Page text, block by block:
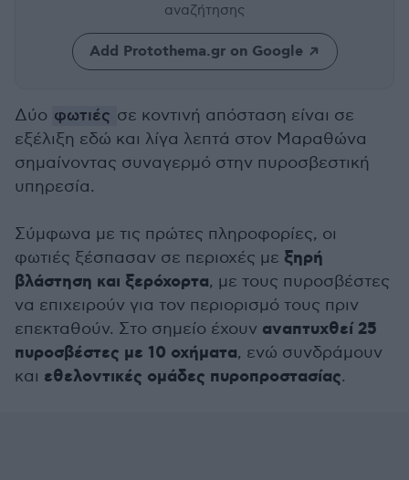
αναζήτησης
Add Protothema.gr on Google
Δύο φωτιές σε κοντινή απόσταση είναι σε
εξέλιξη εδώ και λίγα λεπτά στον Μαραθώνα
σημαίνοντας συναγερμό στην πυροσβεστική
υπηρεσία.
Σύμφωνα με τις πρώτες πληροφορίες, οι
φωτιές ξέσπασαν σε περιοχές με ξηρή
βλάστηση και ξερόχορτα, με τους πυροσβέστες
να επιχειρούν για τον περιορισμό τους πριν
επεκταθούν. Στο σημείο έχουν αναπτυχθεί 25
πυροσβέστες με 10 οχήματα, ενώ συνδράμουν
και εθελοντικές ομάδες πυροπροστασίας.